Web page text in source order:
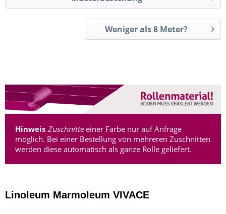
Weniger als 8 Meter?
Hinweis Zuschnitteeiner Farbe nur auf Anfrage
möglich. Bei einer Bestellung von mehreren Zuschnitten
werden diese automatisch als ganze Rolle geliefert.
Linoleum Marmoleum VIVACE